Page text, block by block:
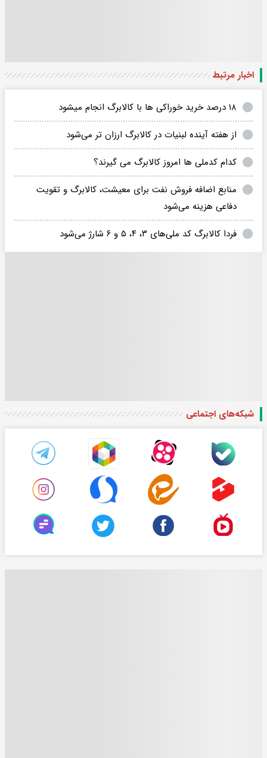
اخبار مرتبط
۱۸ درصد خرید خوراکی ها با کالابرگ انجام میشود
از هفته آینده لبنیات در کالابرگ ارزان تر می‌شود
کدام کدملی ها امروز کالابرگ می گیرند؟
منابع اضافه فروش نفت برای معیشت، کالابرگ و تقویت
دفاعی هزینه می‌شود
فردا کالابرگ کد ملی‌های ۳، ۴، ۵ و ۶ شارژ می‌شود
شبکه‌های اجتماعی